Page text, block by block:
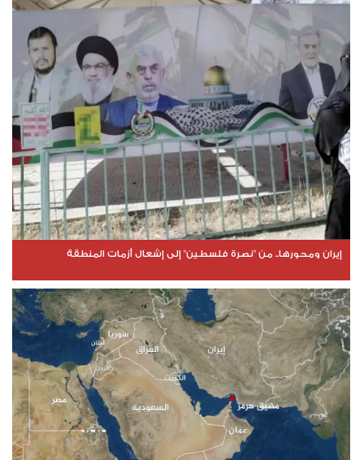
إيران ومحورها.. من "نصرة فلسطين" إلى إشعال أزمات المنطقة